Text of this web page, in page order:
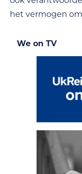
het vermogen
We on TV